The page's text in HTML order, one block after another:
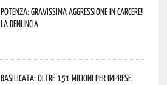
Potenza: gravissima aggressione in Carcere!
La denuncia
Basilicata: oltre 151 milioni per imprese,